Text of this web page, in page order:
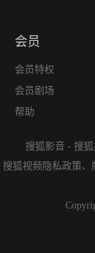
会员
会员特权
会员剧场
帮助
搜狐影音 - 搜
搜狐视频隐私政策、